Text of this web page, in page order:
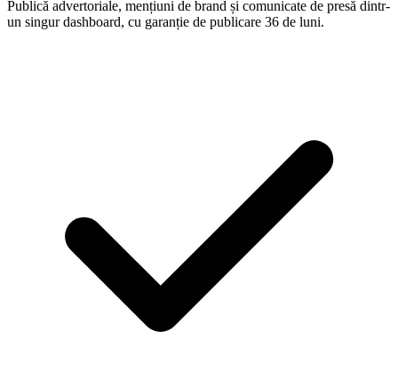
Publică advertoriale, mențiuni de brand și comunicate de presă dintr-
un singur dashboard, cu garanție de publicare 36 de luni.